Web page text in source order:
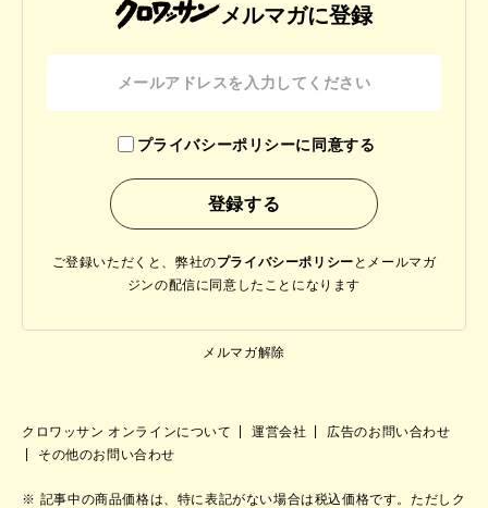
メルマガに登録
プライバシーポリシーに同意する
ご登録いただくと、弊社のプライバシーポリシー と メールマガ
ジンの配信に同意したことになります
メルマガ解除
クロワッサン オンラインについて 運営会社
広告のお問い合わせ
その他のお問い合わせ
記事中の商品価格は、特に表記がない場合は税込価格です。ただしク